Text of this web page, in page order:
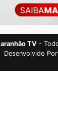
TV -
Desenvolvido